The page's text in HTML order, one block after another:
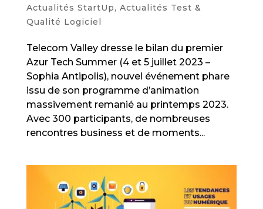
Actualités StartUp, Actualités Test &
Qualité Logiciel
Telecom Valley dresse le bilan du premier
Azur Tech Summer (4 et 5 juillet 2023 –
Sophia Antipolis), nouvel événement phare
issu de son programme d’animation
massivement remanié au printemps 2023.
Avec 300 participants, de nombreuses
rencontres business et de moments...